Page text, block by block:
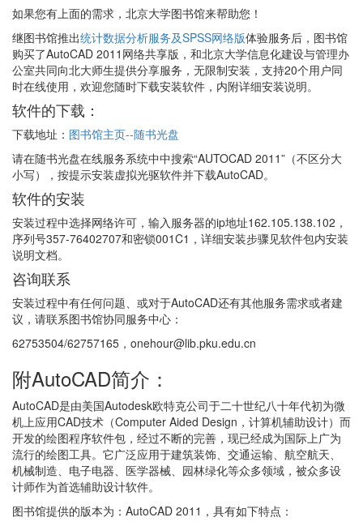
如果您有上面的需求，北京大学图书馆来帮助您！
继图书馆推出统计数据分析服务及SPSS网络版体验服务后，图书馆
购买了AutoCAD 2011网络共享版，和北京大学信息化建设与管理办
公室共同向北大师生提供分享服务，无限制安装，支持20个用户同
时在线使用，欢迎您随时下载安装软件，内附详细安装说明。
软件的下载：
下载地址： 图书馆主页--随书光盘
请在随书光盘在线服务系统中中搜索“AUTOCAD 2011”（不区分大
小写），按提示安装虚拟光驱软件并下载AutoCAD。
软件的安装
安装过程中选择网络许可，输入服务器的ip地址162.105.138.102，
序列号357-76402707和密锁001C1，详细安装步骤见软件包内安装
说明文档。
咨询联系
安装过程中有任何问题、或对于AutoCAD还有其他服务需求或者建
议，请联系图书馆协同服务中心：
62753504/62757165，onehour@lib.pku.edu.cn
附AutoCAD简介：
AutoCAD是由美国Autodesk欧特克公司于二十世纪八十年代初为微
机上应用CAD技术（Computer Aided Design，计算机辅助设计）而
开发的绘图程序软件包，经过不断的完善，现已经成为国际上广为
流行的绘图工具。它广泛应用于建筑装饰、交通运输、航空航天、
机械制造、电子电器、医学器械、园林绿化等众多领域，被众多设
计师作为首选辅助设计软件。
图书馆提供的版本为：AutoCAD 2011，具有如下特点：